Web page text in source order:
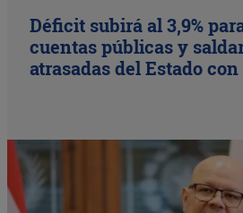
Déficit subirá al 3,9%
cuentas públicas y
atrasadas del Estado